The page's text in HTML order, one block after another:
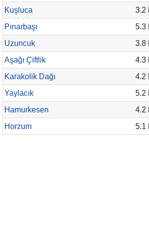
Kuşluca
3.2
Pınarbaşı
5.3
Uzuncuk
3.8
Aşağı Çiftlik
4.3
Karakolik Dağı
4.2
Yaylacık
5.2
Hamurkesen
4.2
Horzum
5.1